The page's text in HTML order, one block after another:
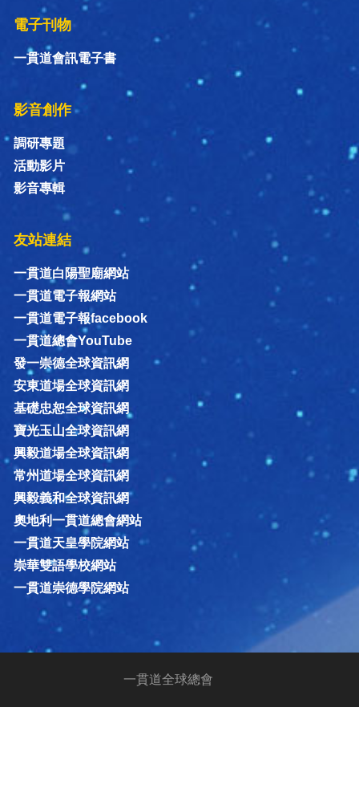
電子刊物
一貫道會訊電子書
影音創作
調研專題
活動影片
影音專輯
友站連結
一貫道白陽聖廟網站
一貫道電子報網站
一貫道電子報facebook
一貫道總會YouTube
發一崇德全球資訊網
安東道場全球資訊網
基礎忠恕全球資訊網
寶光玉山全球資訊網
興毅道場全球資訊網
常州道場全球資訊網
興毅義和全球資訊網
奧地利一貫道總會網站
一貫道天皇學院網站
崇華雙語學校網站
一貫道崇德學院網站
一貫道全球總會